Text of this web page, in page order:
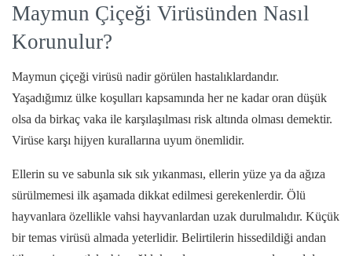
Maymun Çiçeği Virüsünden Nasıl
Korunulur?
Maymun çiçeği virüsü nadir görülen hastalıklardandır.
Yaşadığımız ülke koşulları kapsamında her ne kadar oran düşük
olsa da birkaç vaka ile karşılaşılması risk altında olması demektir.
Virüse karşı hijyen kurallarına uyum önemlidir.
Ellerin su ve sabunla sık sık yıkanması, ellerin yüze ya da ağıza
sürülmemesi ilk aşamada dikkat edilmesi gerekenlerdir. Ölü
hayvanlara özellikle vahsi hayvanlardan uzak durulmalıdır. Küçük
bir temas virüsü almada yeterlidir. Belirtilerin hissedildiği andan